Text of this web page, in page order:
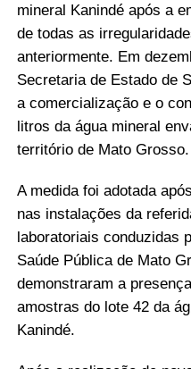
mineral Kanindé após a
de todas as
anteriormente. Em
Secretaria de Estado de
a comercialização e o
litros da água mineral
território de Mato Grosso.
A medida foi adotada
nas instalações da
laboratoriais conduzidas
Saúde Pública de Mato
demonstraram a
amostras do lote 42 da
Kanindé.